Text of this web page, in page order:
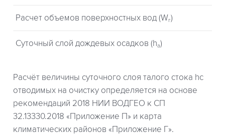
Расчет объемов поверхностных вод (Wг)
Суточный слой дождевых осадков (ha)
Расчёт величины суточного слоя талого стока hc
отводимых на очистку определяется на основе
рекомендаций 2018 НИИ ВОДГЕО к СП
32.13330.2018 «Приложение П» и карта
климатических районов «Приложение Г».